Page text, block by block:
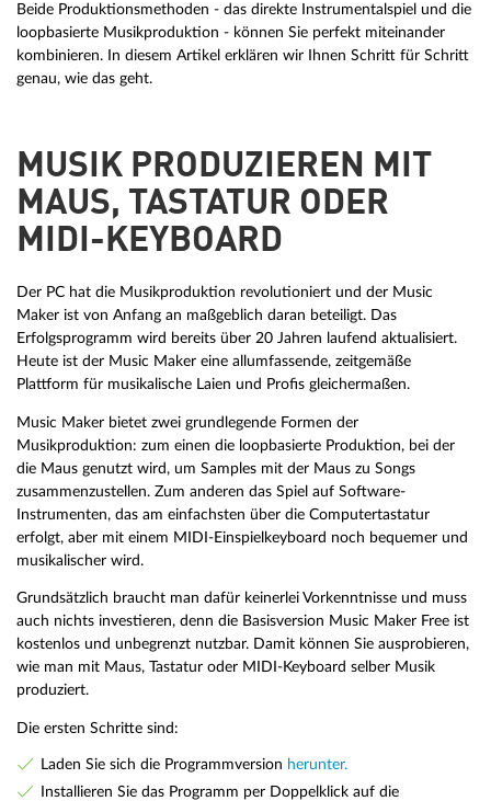
Beide Produktionsmethoden - das direkte Instrumentalspiel und die
loopbasierte Musikproduktion - können Sie perfekt miteinander
kombinieren. In diesem Artikel erklären wir Ihnen Schritt für Schritt
genau, wie das geht.
MUSIK PRODUZIEREN MIT
MAUS, TASTATUR ODER
MIDI-KEYBOARD
Der PC hat die Musikproduktion revolutioniert und der Music
Maker ist von Anfang an maßgeblich daran beteiligt. Das
Erfolgsprogramm wird bereits über 20 Jahren laufend aktualisiert.
Heute ist der Music Maker eine allumfassende, zeitgemäße
Plattform für musikalische Laien und Profis gleichermaßen.
Music Maker bietet zwei grundlegende Formen der
Musikproduktion: zum einen die loopbasierte Produktion, bei der
die Maus genutzt wird, um Samples mit der Maus zu Songs
zusammenzustellen. Zum anderen das Spiel auf Software-
Instrumenten, das am einfachsten über die Computertastatur
erfolgt, aber mit einem MIDI-Einspielkeyboard noch bequemer und
musikalischer wird.
Grundsätzlich braucht man dafür keinerlei Vorkenntnisse und muss
auch nichts investieren, denn die Basisversion Music Maker Free ist
kostenlos und unbegrenzt nutzbar. Damit können Sie ausprobieren,
wie man mit Maus, Tastatur oder MIDI-Keyboard selber Musik
produziert.
Die ersten Schritte sind:
Laden Sie sich die Programmversion herunter.
Installieren Sie das Programm per Doppelklick auf die